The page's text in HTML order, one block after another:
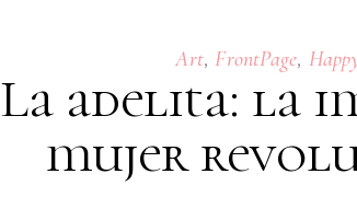
Art, FrontPage,
La adelita: la
mujer